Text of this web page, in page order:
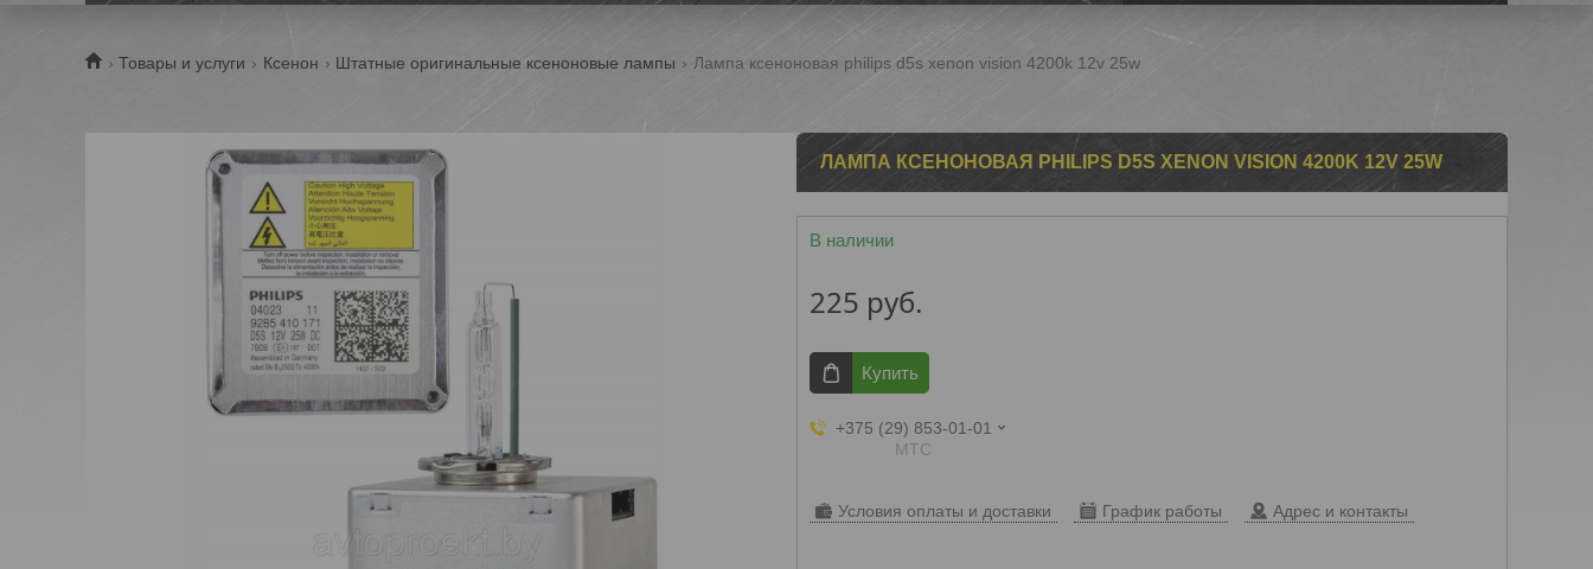
Товары и услуги Ксенон Штатные оригинальные ксеноновые лампы Лампа ксеноновая philips d5s xenon vision 4200k 12v 25w
ЛАМПА КСЕНОНОВАЯ PHILIPS D5S XENON VISION 4200K 12V 25W
В наличии
225 руб.
Купить
+375 (29) 853-01-01
МТС
Условия оплаты и доставки График работы Адрес и контакты